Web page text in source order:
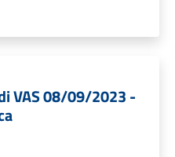
VAS 08/09/2023 -